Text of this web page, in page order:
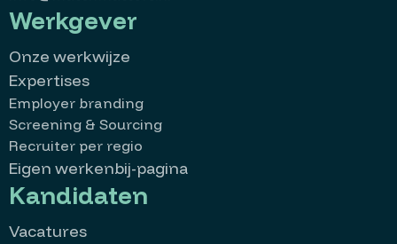
Werkgever
Onze werkwijze
Expertises
Employer branding
Screening & Sourcing
Recruiter per regio
Eigen werkenbij-pagina
Kandidaten
Vacatures